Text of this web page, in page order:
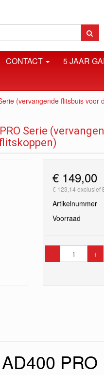
CONTACT 5 JAAR
(vervangende flitsbuis
Serie
€ 149,00
€ 123,14 exclusief
Artikelnummer
Voorraad
- +
PRO